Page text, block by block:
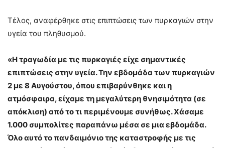
Τέλος, αναφέρθηκε στις επιπτώσεις των πυρκαγιών στην
υγεία του πληθυσμού.
«Η τραγωδία με τις πυρκαγιές είχε σημαντικές
επιπτώσεις στην υγεία. Την εβδομάδα των πυρκαγιών
2 με 8 Αυγούστου, όπου επιβαρύνθηκε και η
ατμόσφαιρα, είχαμε τη μεγαλύτερη θνησιμότητα (σε
απόκλιση) από το τι περιμένουμε συνήθως. Χάσαμε
1.000 συμπολίτες παραπάνω μέσα σε μια εβδομάδα.
Όλο αυτό το πανδαιμόνιο της καταστροφής με τις